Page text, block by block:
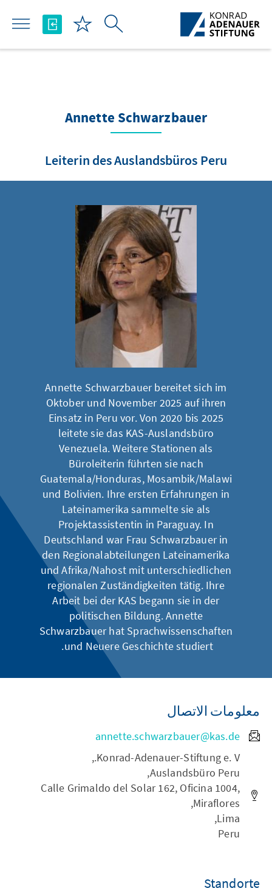
تخطي إلى المحتوى الرئيسي
Annette Schwarzbauer
Leiterin des Auslandsbüros Peru
Annette Schwarzbauer bereitet sich im
Oktober und November 2025 auf ihren
Einsatz in Peru vor. Von 2020 bis 2025
leitete sie das KAS-Auslandsbüro
Venezuela. Weitere Stationen als
Büroleiterin führten sie nach
Guatemala/Honduras, Mosambik/Malawi
und Bolivien. Ihre ersten Erfahrungen in
Lateinamerika sammelte sie als
Projektassistentin in Paraguay. In
Deutschland war Frau Schwarzbauer in
den Regionalabteilungen Lateinamerika
und Afrika/Nahost mit unterschiedlichen
regionalen Zuständigkeiten tätig. Ihre
Arbeit bei der KAS begann sie in der
politischen Bildung. Annette
Schwarzbauer hat Sprachwissenschaften
und Neuere Geschichte studiert.
معلومات الاتصال
annette.schwarzbauer@kas.de
Konrad-Adenauer-Stiftung e. V.,
Auslandsbüro Peru,
Calle Grimaldo del Solar 162, Oficina 1004,
Miraflores,
Lima,
Peru
Standorte